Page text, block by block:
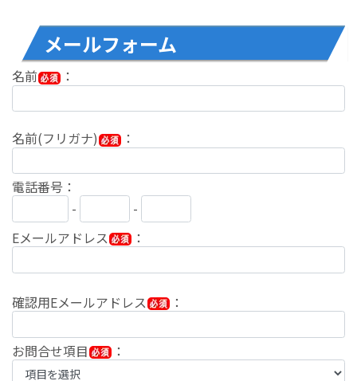
メールフォーム
名前 ：
名前(フリガナ) ：
電話番号：
-
-
Eメールアドレス
：
確認用Eメールアドレス ：
お問合せ項目 ：